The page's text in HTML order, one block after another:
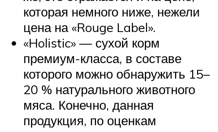
которая немного ниже, нежели
цена на «Rouge Label».
«Holistic» — сухой корм
премиум-класса, в составе
которого можно обнаружить 15–
20 % натурального животного
мяса. Конечно, данная
продукция, по оценкам